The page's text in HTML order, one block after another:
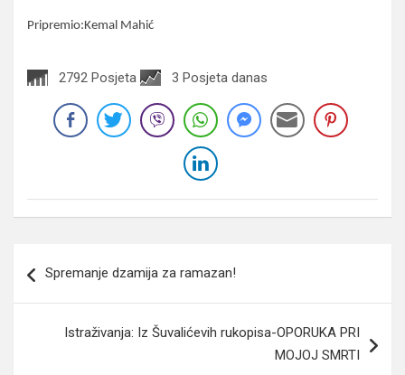
Pripremio:Kemal Mahić
2792 Posjeta 3 Posjeta danas
članaka
Spremanje dzamija za ramazan!
Istraživanja: Iz Šuvalićevih rukopisa-OPORUKA PRI
MOJOJ SMRTI